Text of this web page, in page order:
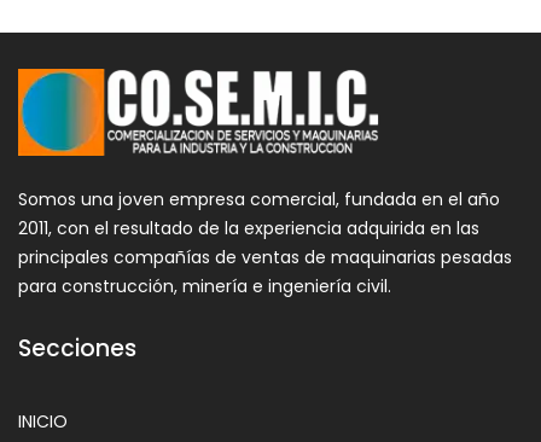
Somos una joven empresa comercial, fundada en el año
2011, con el resultado de la experiencia adquirida en las
principales compañías de ventas de maquinarias pesadas
para construcción, minería e ingeniería civil.
Secciones
INICIO